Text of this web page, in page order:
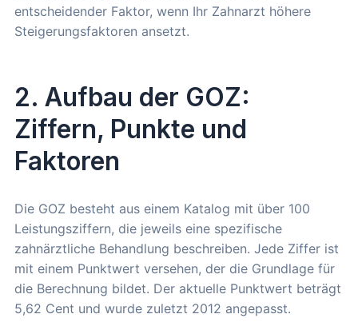
entscheidender Faktor, wenn Ihr Zahnarzt höhere
Steigerungsfaktoren ansetzt.
2. Aufbau der GOZ:
Ziffern, Punkte und
Faktoren
Die GOZ besteht aus einem Katalog mit über 100
Leistungsziffern, die jeweils eine spezifische
zahnärztliche Behandlung beschreiben. Jede Ziffer ist
mit einem Punktwert versehen, der die Grundlage für
die Berechnung bildet. Der aktuelle Punktwert beträgt
5,62 Cent und wurde zuletzt 2012 angepasst.